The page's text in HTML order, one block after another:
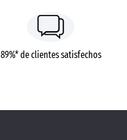
89%* de clientes satisfechos